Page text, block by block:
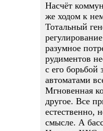
Насчёт
же ходом к
Тотальный
разумное
рудиментов
с его борьбой
автоматами
Мгновенная
другое. Все
естественно,
смысле. А